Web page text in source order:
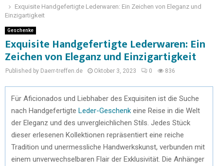
Exquisite Handgefertigte Lederwaren: Ein Zeichen von Eleganz und
Einzigartigkeit
Geschenke
Exquisite Handgefertigte Lederwaren: Ein
Zeichen von Eleganz und Einzigartigkeit
Published by Daerr-treffen.de Oktober 3, 2023 0 836
Für Aficionados und Liebhaber des Exquisiten ist die Suche
nach Handgefertigte Leder-Geschenk eine Reise in die Welt
der Eleganz und des unvergleichlichen Stils. Jedes Stück
dieser erlesenen Kollektionen repräsentiert eine reiche
Tradition und unermessliche Handwerkskunst, verbunden mit
einem unverwechselbaren Flair der Exklusivität. Die Anhänger